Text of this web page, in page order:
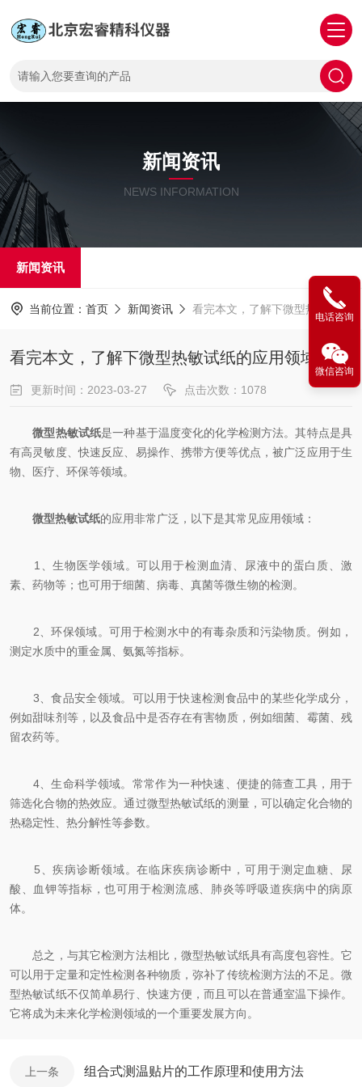
新闻资讯
NEWS INFORMATION
新闻资讯
当前位置： 首页 新闻资讯 看完本文，了解下微型热敏试纸的应用领域
看完本文，了解下微型热敏试纸的应用领域
更新时间：2023-03-27 点击次数：1078
微型热敏试纸是一种基于温度变化的化学检测方法。其特点是具
有高灵敏度、快速反应、易操作、携带方便等优点，被广泛应用于生
物、医疗、环保等领域。
微型热敏试纸的应用非常广泛，以下是其常见应用领域：
1、生物医学领域。可以用于检测血清、尿液中的蛋白质、激
素、药物等；也可用于细菌、病毒、真菌等微生物的检测。
2、环保领域。可用于检测水中的有毒杂质和污染物质。例如，
测定水质中的重金属、氨氮等指标。
3、食品安全领域。可以用于快速检测食品中的某些化学成分，
例如甜味剂等，以及食品中是否存在有害物质，例如细菌、霉菌、残
留农药等。
4、生命科学领域。常常作为一种快速、便捷的筛查工具，用于
筛选化合物的热效应。通过微型热敏试纸的测量，可以确定化合物的
热稳定性、热分解性等参数。
5、疾病诊断领域。在临床疾病诊断中，可用于测定血糖、尿
酸、血钾等指标，也可用于检测流感、肺炎等呼吸道疾病中的病原
体。
总之，与其它检测方法相比，微型热敏试纸具有高度包容性。它
可以用于定量和定性检测各种物质，弥补了传统检测方法的不足。微
型热敏试纸不仅简单易行、快速方便，而且可以在普通室温下操作。
它将成为未来化学检测领域的一个重要发展方向。
上一条 组合式测温贴片的工作原理和使用方法
电话咨询
微信咨询